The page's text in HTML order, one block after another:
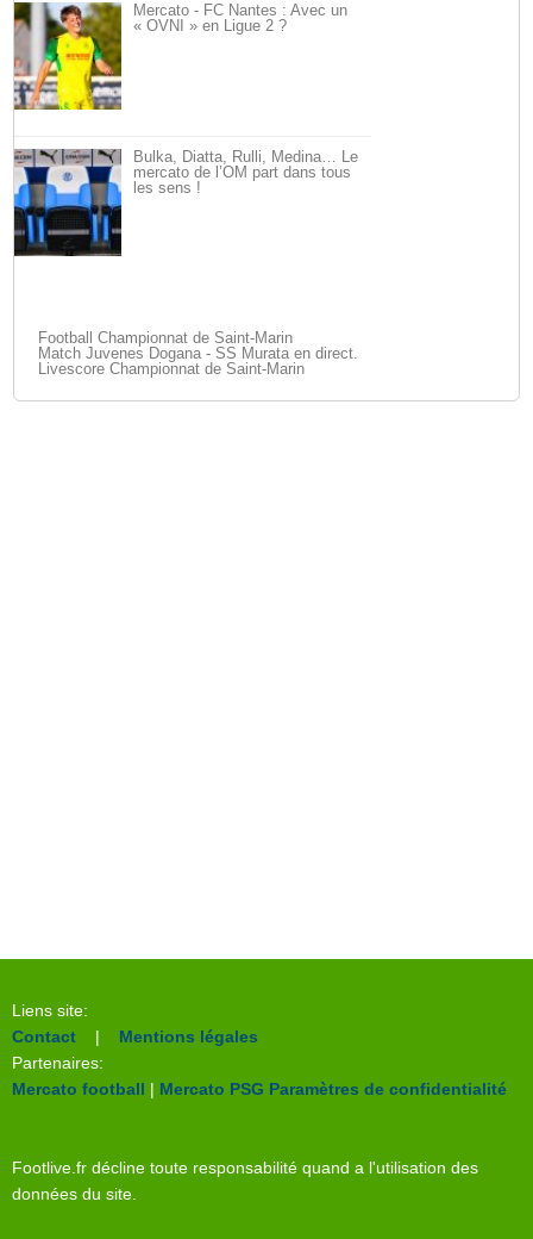
Mercato - FC Nantes : Avec un
« OVNI » en Ligue 2 ?
Bulka, Diatta, Rulli, Medina… Le
mercato de l’OM part dans tous
les sens !
Football Championnat de Saint-Marin
Match Juvenes Dogana - SS Murata en direct.
Livescore Championnat de Saint-Marin
Liens site:
Contact | Mentions légales
Partenaires:
Mercato football | Mercato PSG Paramètres de confidentialité
Footlive.fr décline toute responsabilité quand a l'utilisation des
données du site.